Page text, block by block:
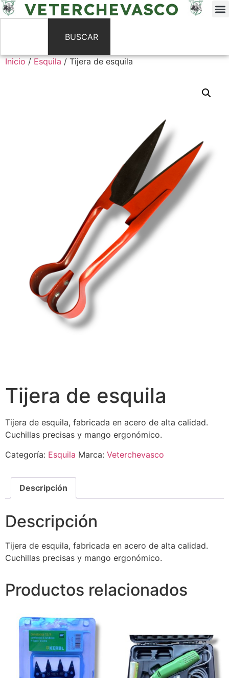
VETERCHEVASCO
BUSCAR
Inicio/Esquila/ Tijera de esquila
Tijera de esquila
Tijera de esquila, fabricada en acero de alta calidad.
Cuchillas precisas y mango ergonómico.
Categoría: Esquila Marca: Veterchevasco
Descripción
Descripción
Tijera de esquila, fabricada en acero de alta calidad.
Cuchillas precisas y mango ergonómico.
Productos relacionados